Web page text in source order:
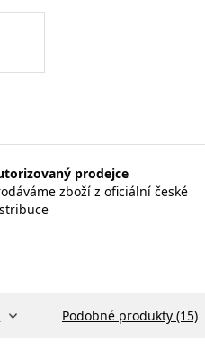
prodejce
zboží z oficiální české
Podobné produkty (15)